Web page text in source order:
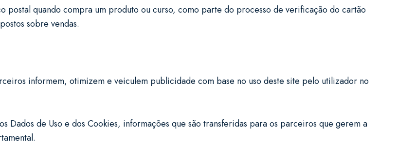
postal quando compra um produto ou curso, como parte do processo de verificação do cartão
sobre vendas.
informem, otimizem e veiculem publicidade com base no uso deste site pelo utilizador no
Dados de Uso e dos Cookies, informações que são transferidas para os parceiros que gerem a